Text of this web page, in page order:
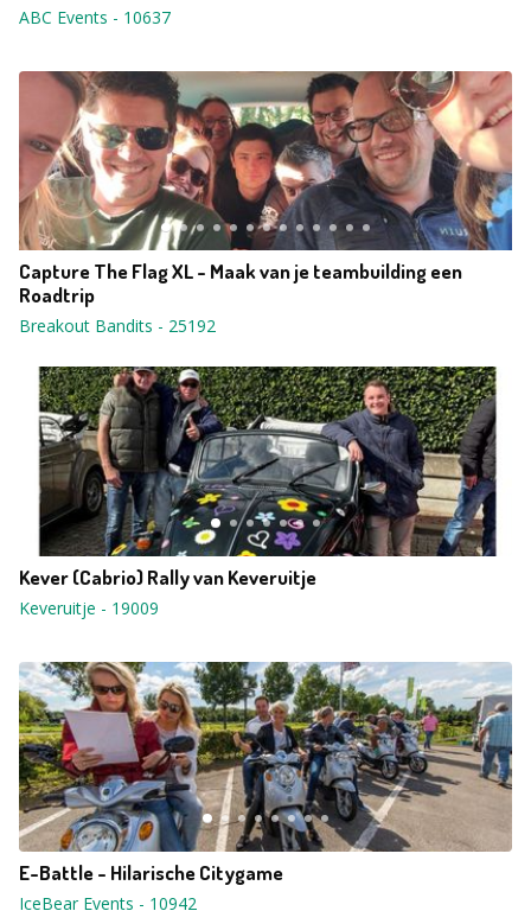
ABC Events - 10637
Capture The Flag XL - Maak van je teambuilding een
Roadtrip
Breakout Bandits - 25192
Kever (Cabrio) Rally van Keveruitje
Keveruitje - 19009
E-Battle - Hilarische Citygame
IceBear Events - 10942